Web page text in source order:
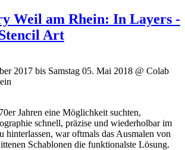
Weil am Rhein: In Layers -
Art
2017 bis Samstag 05. Mai 2018 @ Colab
Jahren eine Möglichkeit suchten,
schnell, präzise und wiederholbar im
hinterlassen, war oftmals das Ausmalen von
Schablonen die funktionalste Lösung.